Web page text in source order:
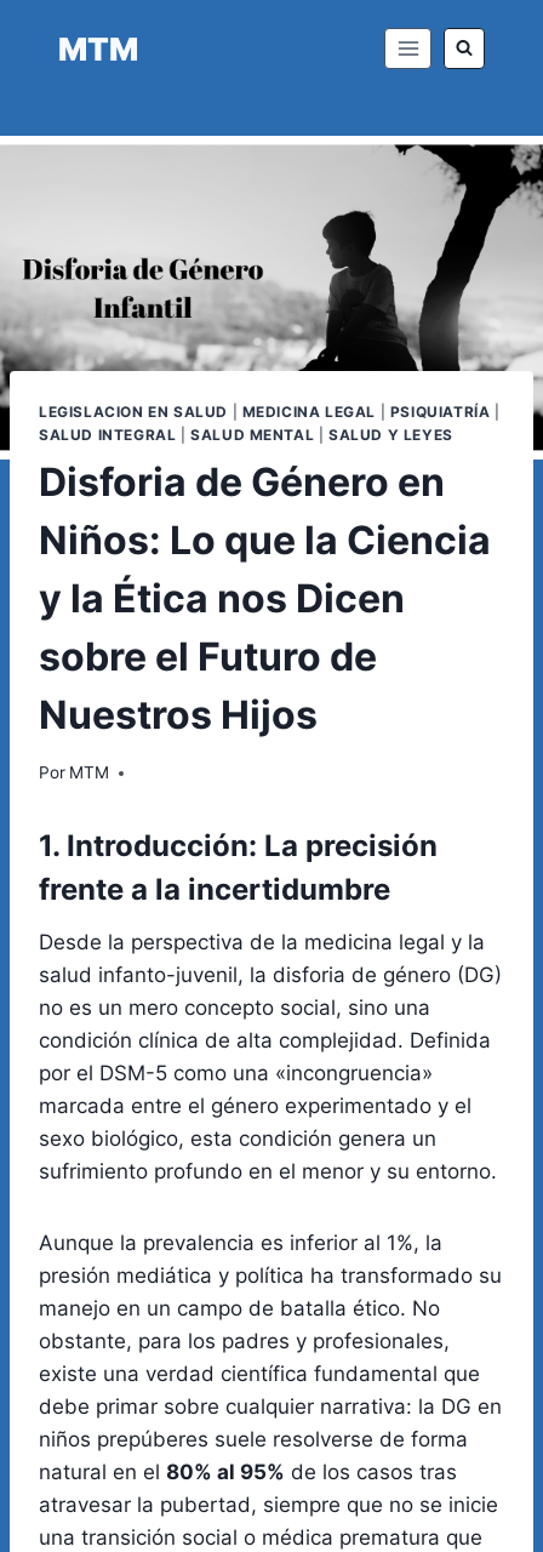
MTM
LEGISLACION EN SALUD MEDICINA LEGAL PSIQUIATRÍA
SALUD INTEGRAL |SALUD MENTAL |SALUD Y LEYES
Disforia de Género en
Niños: Lo que la Ciencia
y la Ética nos Dicen
sobre el Futuro de
Nuestros Hijos
Por MTM
1. Introducción: La precisión
frente a la incertidumbre
Desde la perspectiva de la medicina legal y la
salud infanto-juvenil, la disforia de género (DG)
no es un mero concepto social, sino una
condición clínica de alta complejidad. Definida
por el DSM-5 como una «incongruencia»
marcada entre el género experimentado y el
sexo biológico, esta condición genera un
sufrimiento profundo en el menor y su entorno.
Aunque la prevalencia es inferior al 1%, la
presión mediática y política ha transformado su
manejo en un campo de batalla ético. No
obstante, para los padres y profesionales,
existe una verdad científica fundamental que
debe primar sobre cualquier narrativa: la DG en
niños prepúberes suele resolverse de forma
natural en el 80% al 95% de los casos tras
atravesar la pubertad, siempre que no se inicie
una transición social o médica prematura que